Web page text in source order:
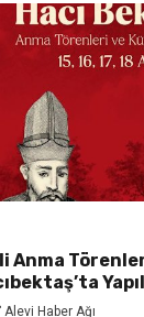
Anma
Alevi Haber Ağı